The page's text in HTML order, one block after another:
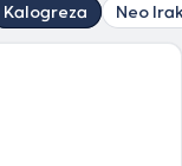
Kalogreza Neo